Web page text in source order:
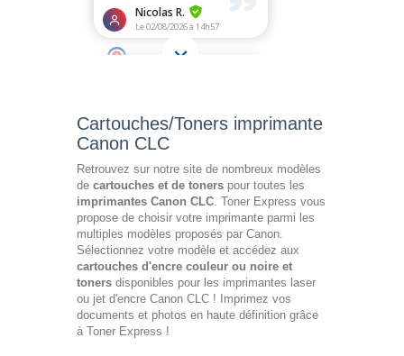
Cartouches/Toners imprimante
Canon CLC
Retrouvez sur notre site de nombreux modèles
de cartouches et de toners pour toutes les
imprimantes Canon CLC. Toner Express vous
propose de choisir votre imprimante parmi les
multiples modèles proposés par Canon.
Sélectionnez votre modèle et accédez aux
cartouches d'encre couleur ou noire et
toners disponibles pour les imprimantes laser
ou jet d'encre Canon CLC ! Imprimez vos
documents et photos en haute définition grâce
à Toner Express !